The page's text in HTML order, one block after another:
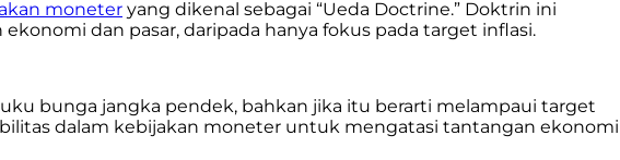
moneter yang dikenal sebagai “Ueda Doctrine.” Doktrin ini
dan pasar, daripada hanya fokus pada target inflasi.
bunga jangka pendek, bahkan jika itu berarti melampaui target
dalam kebijakan moneter untuk mengatasi tantangan ekonomi